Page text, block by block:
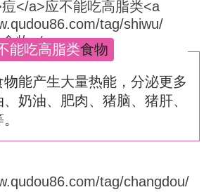
能吃高脂类食物
物能产生大量热能，分泌更多
、奶油、肥肉、猪脑、猪肝、